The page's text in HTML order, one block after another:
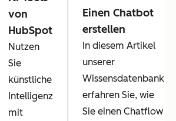
von
HubSpot
Nutzen
Sie
künstliche
Intelligenz
mit
Einen Chatbot
erstellen
In diesem Artikel
unserer
Wissensdatenbank
erfahren Sie, wie
Sie einen Chatflow